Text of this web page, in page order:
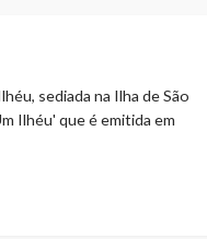
sediada na Ilha de São
Ilhéu' que é emitida em